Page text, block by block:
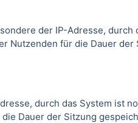
der IP-Adresse,
Nutzenden für die Dauer
durch das System ist
Dauer der Sitzung